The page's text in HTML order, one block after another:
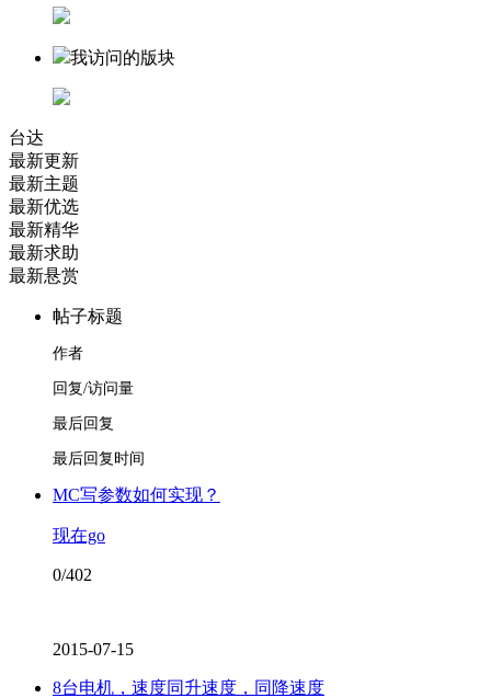
我访问的版块
台达
最新更新
最新主题
最新优选
最新精华
最新求助
最新悬赏
帖子标题
作者
回复/访问量
最后回复
最后回复时间
MC写参数如何实现？
现在go
0/402
2015-07-15
8台电机，速度同升速度，同降速度